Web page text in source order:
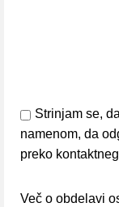
Strinjam se,
namenom, da
preko
Več o obdelavi